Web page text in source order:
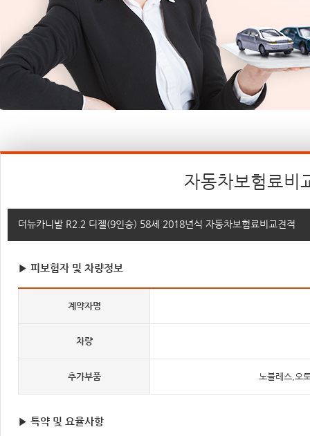
자동차보험료비
더뉴카니발 R2.2 디젤(9인승) 58세 2018년식 자동차보험료비교견적
▶ 피보험자 및 차량정보
계약자명
차량
추가부품 노블레스,오
▶ 특약 및 요율사항